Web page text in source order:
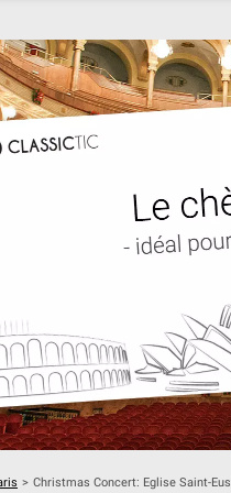
> Christmas Concert: Eglise Saint-